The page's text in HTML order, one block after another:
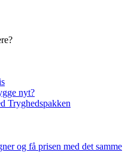
nyt?
Tryghedspakken
og få prisen med det samme